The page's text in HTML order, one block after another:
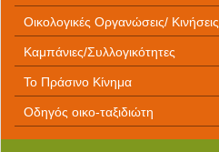
Οικολογικές Οργανώσεις/ Κινήσεις
Καμπάνιες/Συλλογικότητες
Το Πράσινο Κίνημα
Οδηγός οικο-ταξιδιώτη